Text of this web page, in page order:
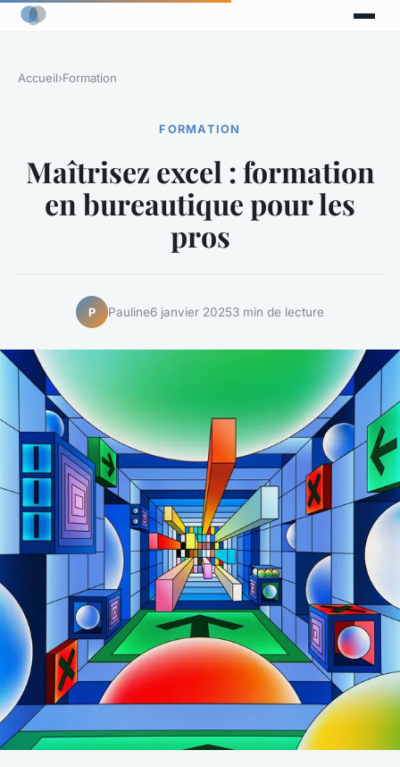
Accueil›Formation
FORMATION
Maîtrisez excel : formation
en bureautique pour les
pros
P Pauline6 janvier 20253 min de lecture